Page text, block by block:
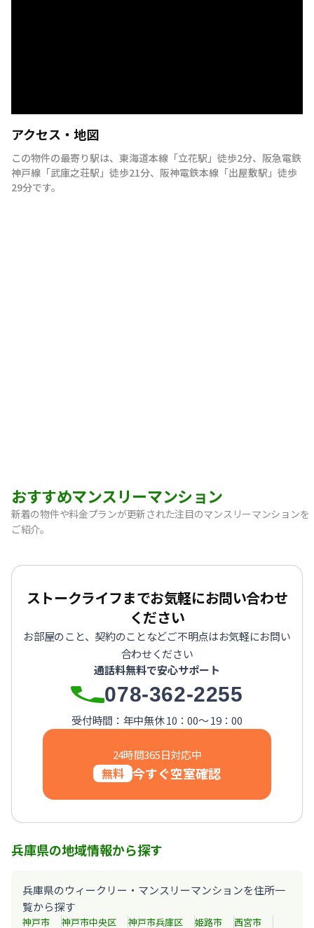
アクセス・地図
この物件の最寄り駅は、 東海道本線 「立花駅 」 徒歩2分、 阪急電鉄
神戸線 「武庫之荘駅 」 徒歩21分、 阪神電鉄本線 「出屋敷駅 」 徒歩
29分です。
おすすめマンスリーマンション
新着の物件や料金プランが更新された注目のマンスリーマンションを
ご紹介。
【灘区・JR六甲道】Sステイ六甲道SOUTH・OL｜禁煙ル
【東灘区・摂津本山】Sステイ本山サンハイツOL｜禁煙
【東灘区・JR住吉】Sステイ神戸住吉本町OL｜禁煙ルーム
【東灘区・阪神御影】Sステイ御影本町OL｜禁煙ルーム・
【神戸・春日野道】Sステイ三宮東アスヴェル｜禁煙ルー
【宝塚市・逆瀬川】Sステイ逆瀬川｜禁煙ルーム・Wi-Fi無料
【西宮北口】Sステイ西宮北口第２｜禁煙ルーム・Wi-Fi
【西宮北口】Sステイ西宮北口第２｜禁煙ルーム・Wi-Fi
【神戸・三宮】Sステイ神戸三宮レガニール｜禁煙ルーム
ストークライフまでお気軽にお問い合わせ
ください
お部屋のこと、契約のことなどご不明点はお気軽にお問い
合わせください
通話料無料で安心サポート
078-362-2255
受付時間：年中無休 10：00～ 19：00
24時間365日対応中
無料 今すぐ空室確認
兵庫県の地域情報から探す
兵庫県のウィークリー・マンスリーマンションを住所一
覧から探す
神戸市 神戸市中央区 神戸市兵庫区 姫路市
西宮市